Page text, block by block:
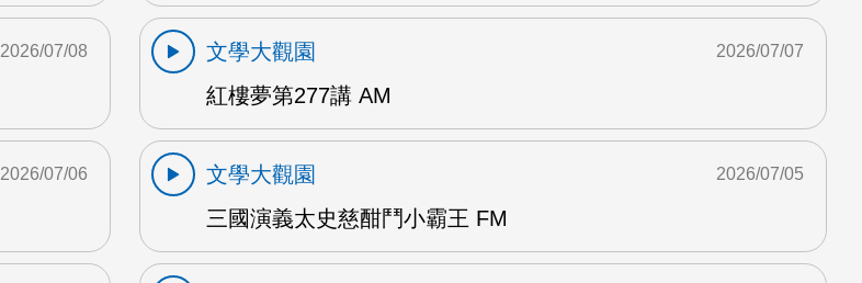
2026/07/08
文學大觀園
紅樓夢第277講 AM
2026/07/07
2026/07/06
文學大觀園
三國演義太史慈酣鬥小霸王 FM
2026/07/05